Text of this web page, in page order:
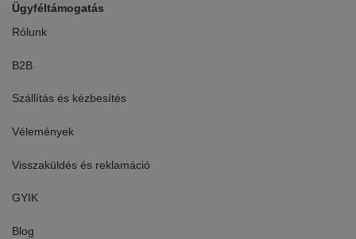
Ügyféltámogatás
Rólunk
B2B
Szállítás és kézbesítés
Vélemények
Visszaküldés és reklamáció
GYIK
Blog